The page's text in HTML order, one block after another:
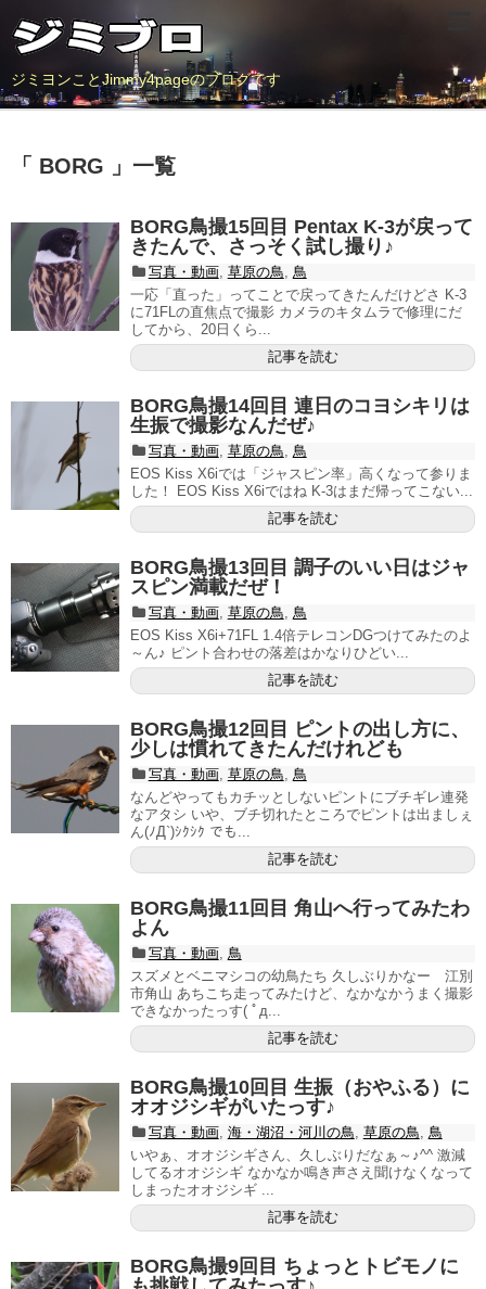
ジミヨンことJimmy4pageのブログです
「 BORG 」一覧
BORG鳥撮15回目 Pentax K-3が戻って
きたんで、さっそく試し撮り♪
写真・動画, 草原の鳥
鳥
一応「直った」ってことで戻ってきたんだけどさ K-3
に71FLの直焦点で撮影 カメラのキタムラで修理にだ
してから、20日くら...
記事を読む
BORG鳥撮14回目 連日のコヨシキリは
生振で撮影なんだぜ♪
写真・動画, 草原の鳥
鳥
EOS Kiss X6iでは「ジャスピン率」高くなって参りま
した！ EOS Kiss X6iではね K-3はまだ帰ってこない...
記事を読む
BORG鳥撮13回目 調子のいい日はジャ
スピン満載だぜ！
写真・動画, 草原の鳥
鳥
EOS Kiss X6i+71FL 1.4倍テレコンDGつけてみたのよ
～ん♪ ピント合わせの落差はかなりひどい...
記事を読む
BORG鳥撮12回目 ピントの出し方に、
少しは慣れてきたんだけれども
写真・動画, 草原の鳥
鳥
なんどやってもカチッとしないピントにブチギレ連発
なアタシ いや、ブチ切れたところでピントは出ましぇ
ん(ﾉД`)ｼｸｼｸ でも...
記事を読む
BORG鳥撮11回目 角山へ行ってみたわ
よん
写真・動画, 鳥
スズメとベニマシコの幼鳥たち 久しぶりかなー 江別
市角山 あちこち走ってみたけど、なかなかうまく撮影
できなかったっす( ﾟд...
記事を読む
BORG鳥撮10回目 生振（おやふる）に
オオジシギがいたっす♪
写真・動画, 海・湖沼・河川の鳥 草原の鳥
鳥
いやぁ、オオジシギさん、久しぶりだなぁ～♪^^ 激減
してるオオジシギ なかなか鳴き声さえ聞けなくなって
しまったオオジシギ ...
記事を読む
BORG鳥撮9回目 ちょっとトビモノに